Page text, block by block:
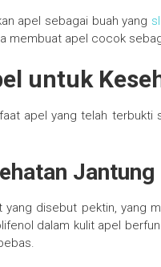
apel sebagai buah yang
membuat apel cocok
untuk
apel yang telah
Jantung
disebut pektin, yang
dalam kulit apel